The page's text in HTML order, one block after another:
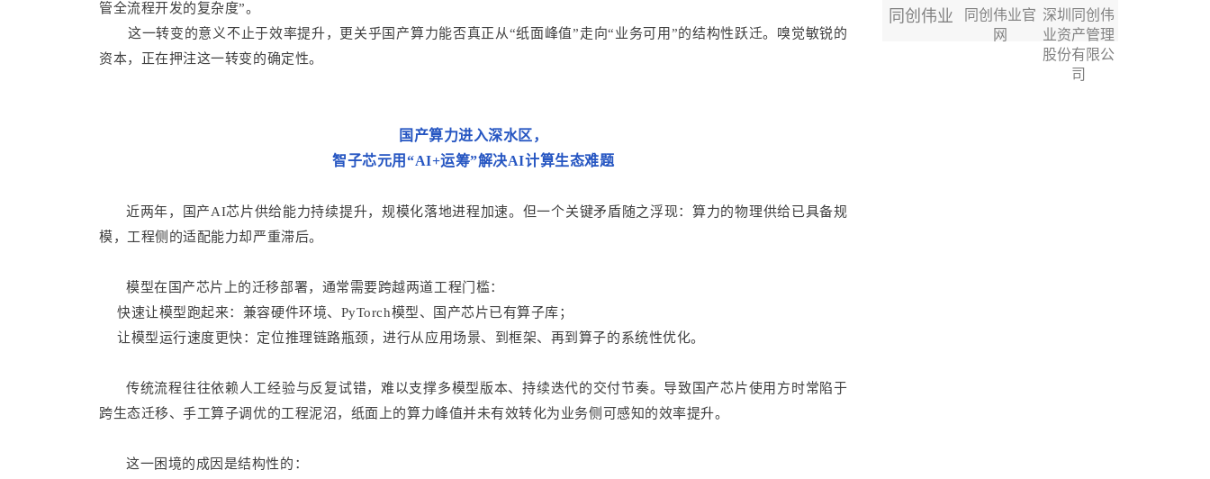
管全流程开发的复杂度”。
这一转变的意义不止于效率提升，更关乎国产算力能否真正从“纸面峰值”走向“业务可用”的结构性跃迁。嗅觉敏锐的
资本，正在押注这一转变的确定性。
国产算力进入深水区，
智子芯元用“AI+运筹”解决AI计算生态难题
近两年，国产AI芯片供给能力持续提升，规模化落地进程加速。但一个关键矛盾随之浮现：算力的物理供给已具备规
模，工程侧的适配能力却严重滞后。
模型在国产芯片上的迁移部署，通常需要跨越两道工程门槛：
快速让模型跑起来：兼容硬件环境、PyTorch模型、国产芯片已有算子库；
让模型运行速度更快：定位推理链路瓶颈，进行从应用场景、到框架、再到算子的系统性优化。
传统流程往往依赖人工经验与反复试错，难以支撑多模型版本、持续迭代的交付节奏。导致国产芯片使用方时常陷于
跨生态迁移、手工算子调优的工程泥沼，纸面上的算力峰值并未有效转化为业务侧可感知的效率提升。
这一困境的成因是结构性的：
同创伟业
同创伟业官
网
深圳同创伟
业资产管理
股份有限公
司